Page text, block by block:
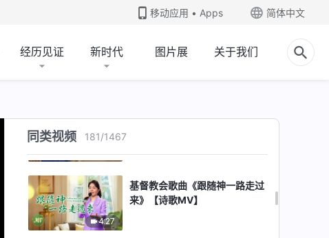
移动应用 • Apps 简体中文
经历见证 新时代 图片展 关于我们
同类视频 181/1467
基督教会歌曲《有敬畏神之心就
4:14
基督教会歌曲《人生宝贵》【诗
4:27
基督教会歌曲《跟随神一路走过
来》【诗歌MV】